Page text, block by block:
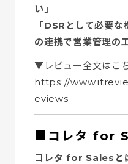
い」
「DSRとして必要
の連携で営業管理の
▼レビュー全文はこ
https://
eviews
■コレタ for
コレタ for Salesと